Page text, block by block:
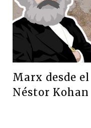
Marx desde
Néstor Kohan